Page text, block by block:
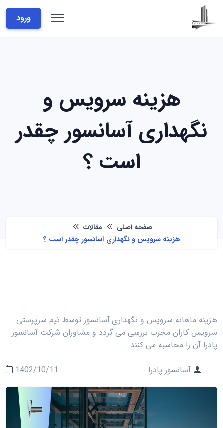
ورود
هزینه سرویس و
نگهداری آسانسور چقدر
است ؟
صفحه اصلی
مقالات
هزینه سرویس و نگهداری آسانسور چقدر است ؟
هزینه‌ ماهانه سرویس و نگهداری آسانسور توسط تیم سرپرستی
سرویس کاران مجرب بررسی می گردد و مشاوران شرکت آسانسور
پادرا آن را محاسبه می کنند .
آسانسور پادرا
1402/10/11